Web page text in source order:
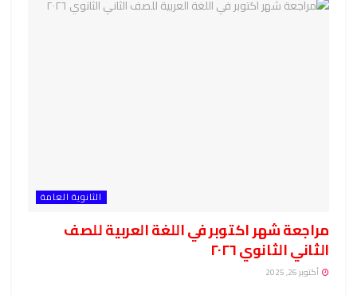
الثانوية العامة
مراجعة شهر اكتوبر في اللغة العربية للصف
الثاني الثانوي ٢٠٢٦
أكتوبر 26, 2025